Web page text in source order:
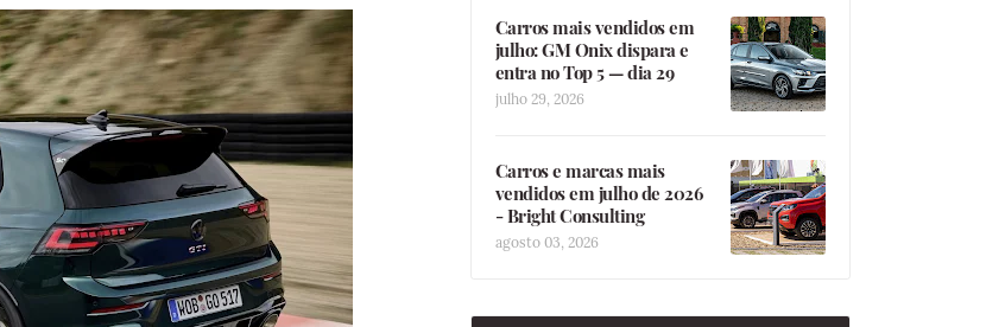
Carros mais vendidos em
julho: GM Onix dispara e
entra no Top 5 — dia 29
julho 29, 2026
Carros e marcas mais
vendidos em julho de 2026
- Bright Consulting
agosto 03, 2026